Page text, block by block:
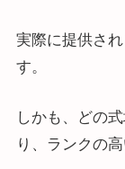
実際に提供さ
す。
しかも、どの
り、ランクの